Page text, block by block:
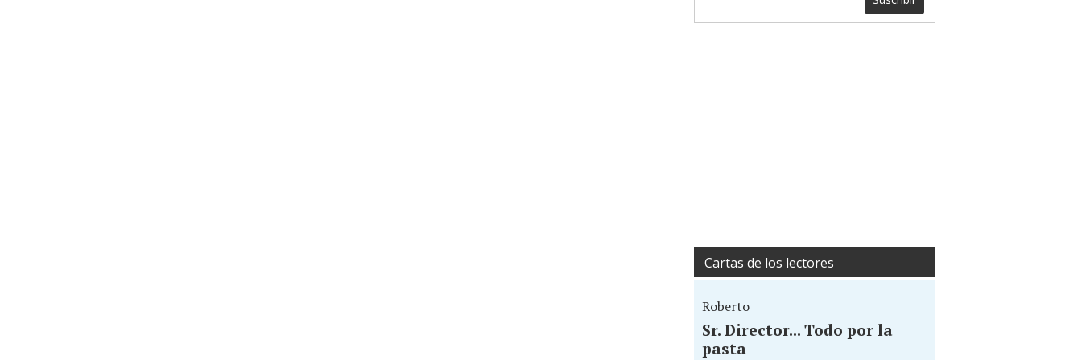
Cartas de los lectores
Roberto
Sr. Director... Todo por la
pasta